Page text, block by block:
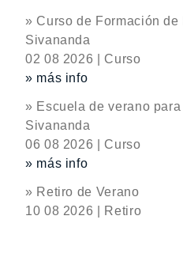
» Curso de Formación de
Sivananda
02 08 2026 | Curso
» más info
» Escuela de verano
Sivananda
06 08 2026 | Curso
» más info
» Retiro de Verano
10 08 2026 | Retiro